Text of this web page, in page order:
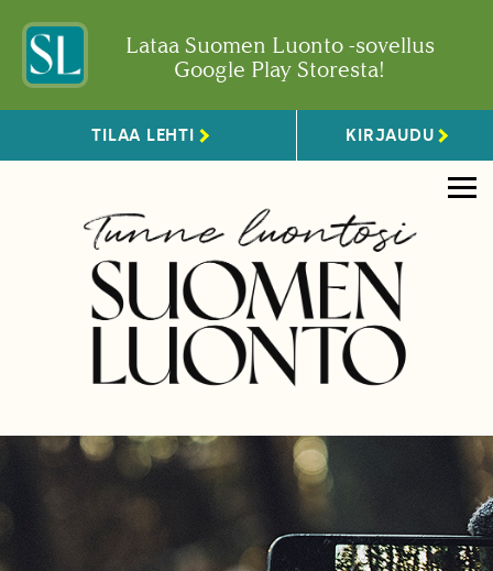
Lataa Suomen Luonto -sovellus
Google Play Storesta!
TILAA LEHTI KIRJAUDU